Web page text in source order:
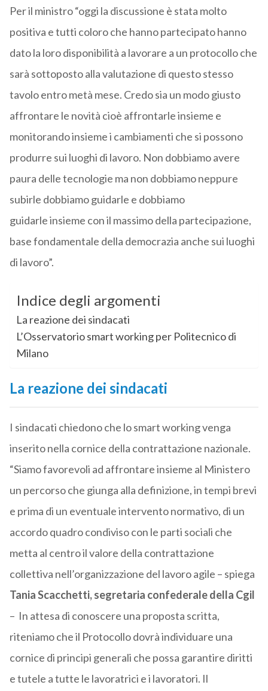
Per il ministro “oggi la discussione è stata molto
positiva e tutti coloro che hanno partecipato hanno
dato la loro disponibilità a lavorare a un protocollo che
sarà sottoposto alla valutazione di questo stesso
tavolo entro metà mese. Credo sia un modo giusto
affrontare le novità cioè affrontarle insieme e
monitorando insieme i cambiamenti che si possono
produrre sui luoghi di lavoro. Non dobbiamo avere
paura delle tecnologie ma non dobbiamo neppure
subirle dobbiamo guidarle e dobbiamo
guidarle insieme con il massimo della partecipazione,
base fondamentale della democrazia anche sui luoghi
di lavoro”.
Indice degli argomenti
La reazione dei sindacati
L’Osservatorio smart working per Politecnico di
Milano
La reazione dei sindacati
I sindacati chiedono che lo smart working venga
inserito nella cornice della contrattazione nazionale.
“Siamo favorevoli ad affrontare insieme al Ministero
un percorso che giunga alla definizione, in tempi brevi
e prima di un eventuale intervento normativo, di un
accordo quadro condiviso con le parti sociali che
metta al centro il valore della contrattazione
collettiva nell’organizzazione del lavoro agile – spiega
Tania Scacchetti, segretaria confederale della Cgil
– In attesa di conoscere una proposta scritta,
riteniamo che il Protocollo dovrà individuare una
cornice di principi generali che possa garantire diritti
e tutele a tutte le lavoratrici e i lavoratori. Il